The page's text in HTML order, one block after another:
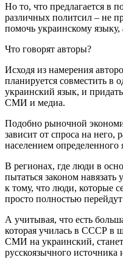
Но то, что предлагается в
различных политсил – не
помочь украинскому языку,
Что говорят авторы?
Исходя из намерения
планируется совместить в
украинский язык, и
СМИ и медиа.
Подобно рыночной
зависит от спроса на него,
населением определенного
В регионах, где люди в
пытаться законом
к тому, что люди, которые
просто полностью
А учитывая, что есть
которая училась в СССР в
СМИ на украинский,
русскоязычного